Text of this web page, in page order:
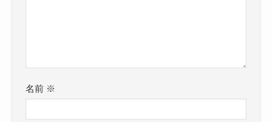
名前 ※